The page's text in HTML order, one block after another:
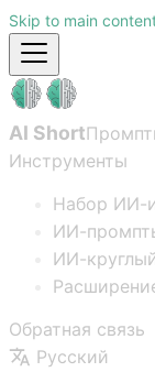
Skip to main
AI Short
Инструменты
Набор ИИ-
ИИ-
ИИ-
Обратная связь
Русский